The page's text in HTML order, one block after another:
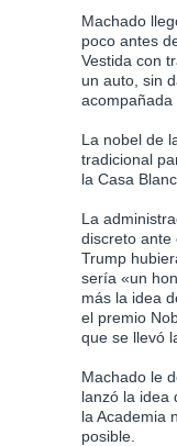
Machado
poco antes
Vestida con
un auto, sin
acompañada
La nobel de
tradicional
la Casa
La
discreto ante
Trump
sería «un
más la idea
el premio
que se llevó
Machado le
lanzó la idea
la Academia
posible.